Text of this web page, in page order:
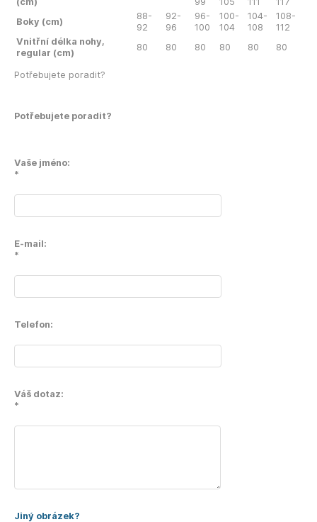
Boky (cm)
88-
92
92-
96
96-
100
100-
104
104-
108
108-
112
Vnitřní délka nohy,
regular (cm)
80 80 80 80 80 80
Potřebujete poradit?
Potřebujete poradit?
Vaše jméno:
*
E-mail:
*
Telefon:
Váš dotaz:
*
Jiný obrázek?